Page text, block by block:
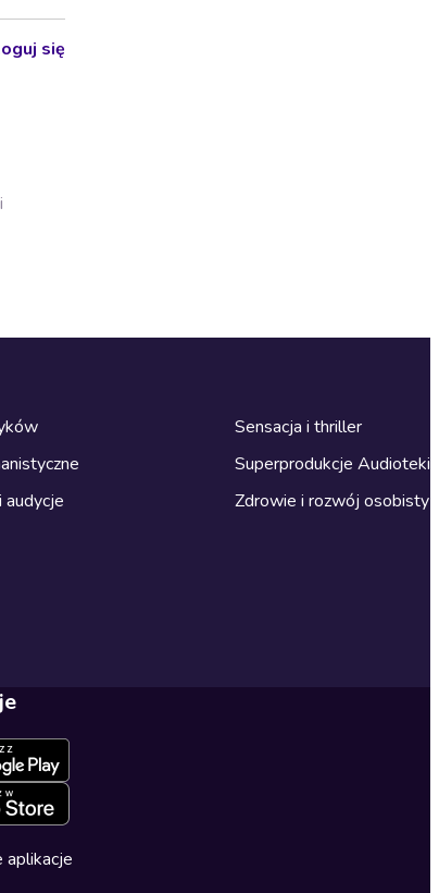
się
audycje
Sensacja i thriller
Superprodukcje Audioteki
Zdrowie i rozwój osobisty